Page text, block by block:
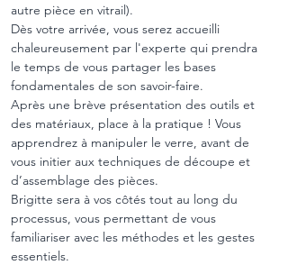
autre pièce en vitrail).
Dès votre arrivée, vous serez accueilli
chaleureusement par l'experte qui prendra
le temps de vous partager les bases
fondamentales de son savoir-faire.
Après une brève présentation des outils et
des matériaux, place à la pratique ! Vous
apprendrez à manipuler le verre, avant de
vous initier aux techniques de découpe et
d’assemblage des pièces.
Brigitte sera à vos côtés tout au long du
processus, vous permettant de vous
familiariser avec les méthodes et les gestes
essentiels.